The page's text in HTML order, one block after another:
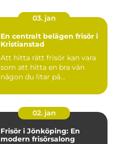
03. jan
En centralt belägen frisör i
Kristianstad
Att hitta rätt frisör kan vara
som att hitta en bra vän
någon du litar på...
02. jan
Frisör i Jönköping: En
modern frisörsalong